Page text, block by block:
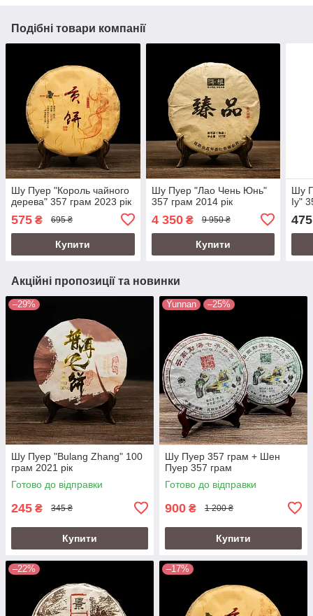
Подібні товари компанії
Шу Пуер "Король чайного
дерева" 357 грам 2023 рік
575 ₴ 695 ₴
Купити
Шу Пуер "Лао Чень Юнь"
357 грам 2014 рік
4 350₴ 9 950 ₴
Купити
Шу
Іу"
475
Акційні пропозиції та новинки
–29%
Шу Пуер "Bulang Zhang" 100
грам 2021 рік
Готово до відправки
245 ₴ 345 ₴
Купити
Yunnan –25%
Шу Пуер 357 грам + Шен
Пуер 357 грам
Готово до відправки
900 ₴ 1 200 ₴
Купити
–22% –17%